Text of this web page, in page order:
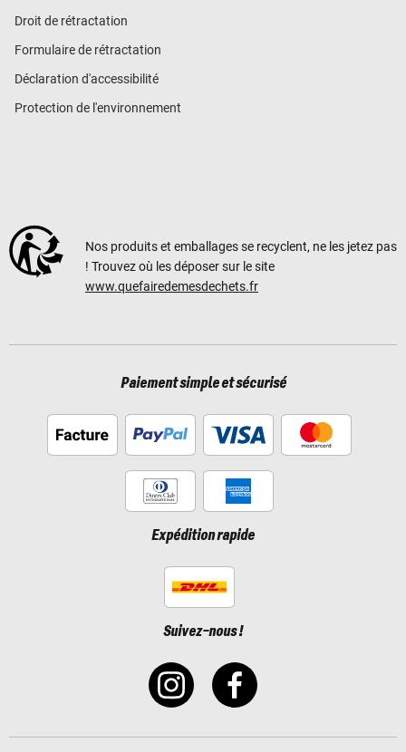
Droit de rétractation
Formulaire de rétractation
Déclaration d'accessibilité
Protection de l'environnement
Nos produits et emballages se recyclent, ne les jetez pas
! Trouvez où les déposer sur le site
www.quefairedemesdechets.fr
Paiement simple et sécurisé
Expédition rapide
Suivez-nous !